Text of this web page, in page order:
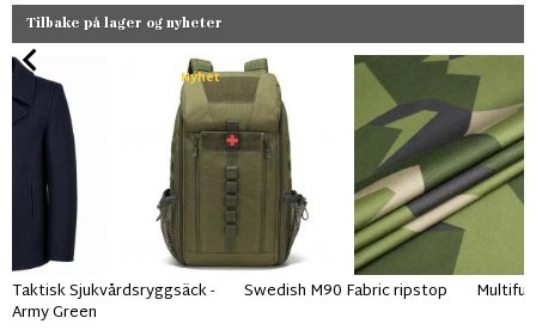
Tilbake på lager og nyheter
Nyhet
Taktisk Sjukvårdsryggsäck -
Army Green
Swedish M90 Fabric ripstop